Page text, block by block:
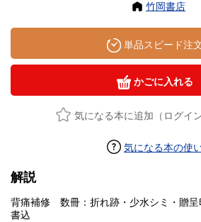
竹岡書店
単品スピード注
かごに入れる
気になる本に追加（ログイ
気になる本の使
解説
背痛補修 数冊：折れ跡・少水シミ・贈呈
書込